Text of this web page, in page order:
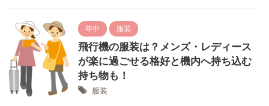
年中 服装
飛行機の服装は？メンズ・レディース
が楽に過ごせる格好と機内へ持ち込む
持ち物も！
服装